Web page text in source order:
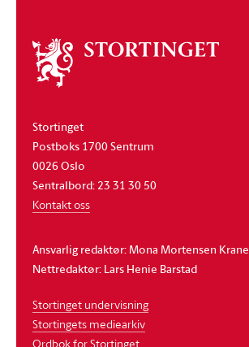
Om
stortinget
Stortinget
Postboks 1700 Sentrum
0026 Oslo
Sentralbord: 23 31 30 50
Kontakt oss
Ansvarlig redaktør: Mona Mortensen Krane
Nettredaktør: Lars Henie Barstad
Stortinget undervisning
Stortingets mediearkiv
Ordbok for Stortinget